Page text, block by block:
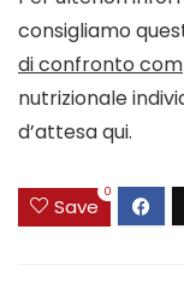
consigliamo
di confronto
nutrizionale
d’attesa qui.
Save
0